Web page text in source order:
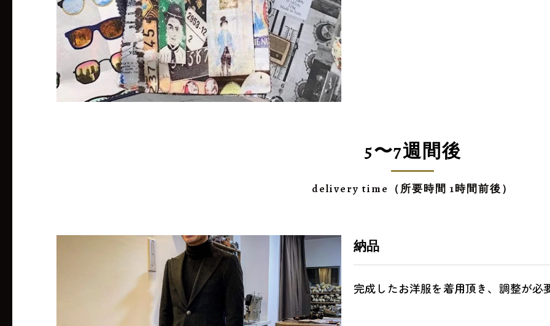
5〜7週間後
delivery time（所要時間 1時間前後）
納品
完成したお洋服を着用頂き、調整が必